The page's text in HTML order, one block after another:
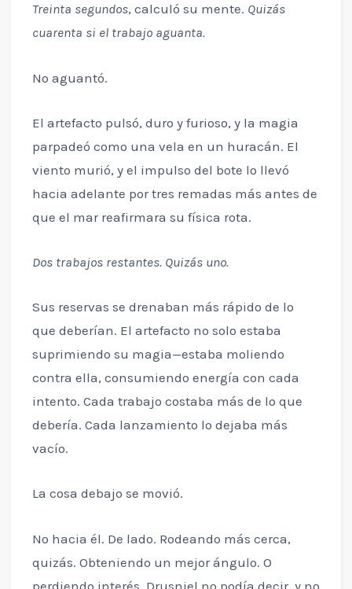
Treinta segundos, calculó su mente. Quizás
cuarenta si el trabajo aguanta.
No aguantó.
El artefacto pulsó, duro y furioso, y la magia
parpadeó como una vela en un huracán. El
viento murió, y el impulso del bote lo llevó
hacia adelante por tres remadas más antes de
que el mar reafirmara su física rota.
Dos trabajos restantes. Quizás uno.
Sus reservas se drenaban más rápido de lo
que deberían. El artefacto no solo estaba
suprimiendo su magia—estaba moliendo
contra ella, consumiendo energía con cada
intento. Cada trabajo costaba más de lo que
debería. Cada lanzamiento lo dejaba más
vacío.
La cosa debajo se movió.
No hacia él. De lado. Rodeando más cerca,
quizás. Obteniendo un mejor ángulo. O
perdiendo interés. Drusniel no podía decir, y no